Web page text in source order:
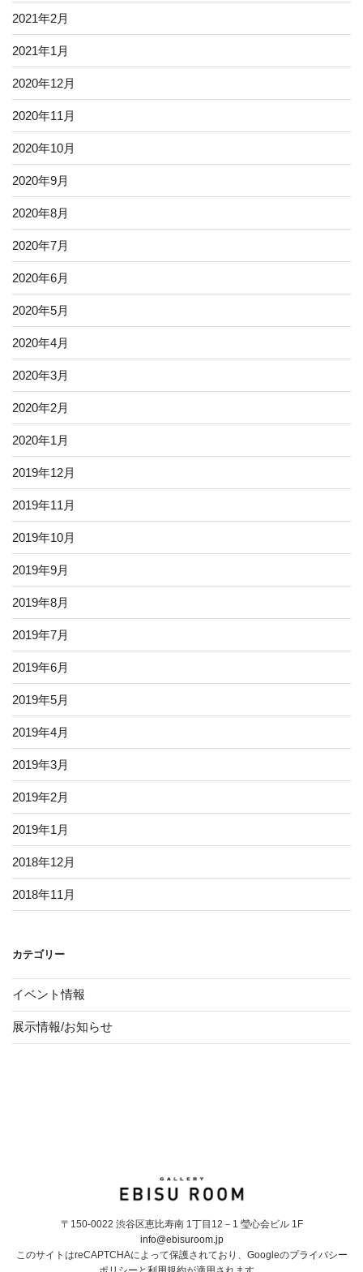
2021年2月
2021年1月
2020年12月
2020年11月
2020年10月
2020年9月
2020年8月
2020年7月
2020年6月
2020年5月
2020年4月
2020年3月
2020年2月
2020年1月
2019年12月
2019年11月
2019年10月
2019年9月
2019年8月
2019年7月
2019年6月
2019年5月
2019年4月
2019年3月
2019年2月
2019年1月
2018年12月
2018年11月
カテゴリー
イベント情報
展示情報/お知らせ
〒150-0022 渋谷区恵比寿南 1丁目12－1 瑩心会ビル 1F
info@ebisuroom.jp
このサイトはreCAPTCHAによって保護されており、Googleのプライバシー